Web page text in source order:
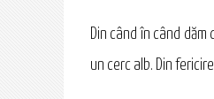
Din când în când
un cerc alb. Din